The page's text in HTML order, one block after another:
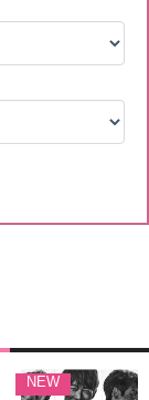
NEW